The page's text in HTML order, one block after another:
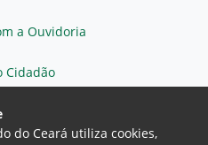
a Ouvidoria
Cidadão
do Ceará utiliza cookies,